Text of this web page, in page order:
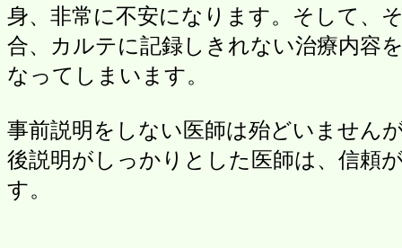
身、非常に不安になります。そして、
合、カルテに記録しきれない治療内容
なってしまいます。
事前説明をしない医師は殆どいません
後説明がしっかりとした医師は、信頼
す。